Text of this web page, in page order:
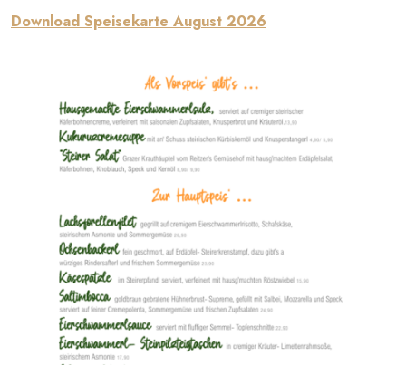
Download Speisekarte August 2026